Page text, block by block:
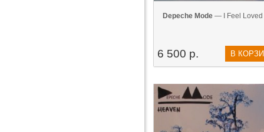
Depeche Mode — I Feel Loved
6 500 р. В